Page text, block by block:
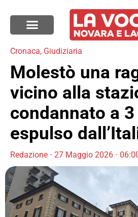
Cronaca, Giudiziaria
Molestò una
vicino alla
condannato a
espulso
Redazione 27 Maggio 2026